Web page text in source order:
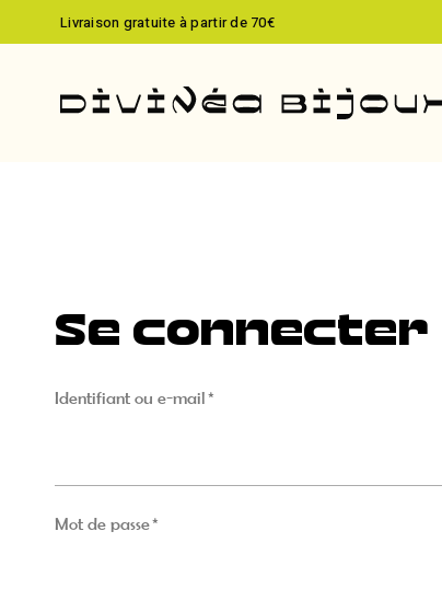
Livraison gratuite à partir de 70€
NYLAH
Se connecter
Identifiant ou e-mail*
Mot de passe*